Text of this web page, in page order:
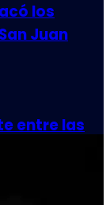
los
Juan
entre las